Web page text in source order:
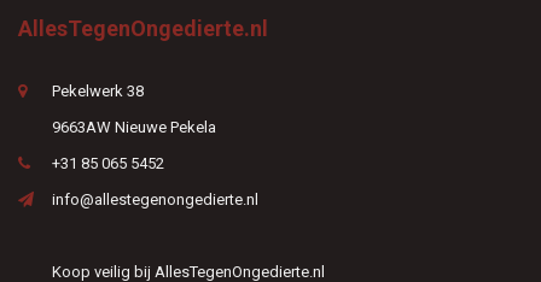
AllesTegenOngedierte.nl
Pekelwerk 38
9663AW Nieuwe Pekela
+31 85 065 5452
info@allestegenongedierte.nl
Koop veilig bij AllesTegenOngedierte.nl